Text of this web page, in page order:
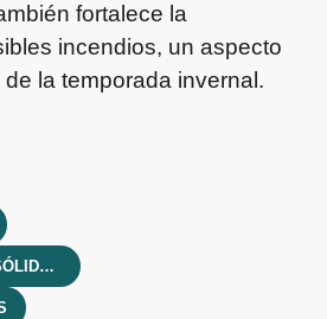
fortalece la
incendios, un aspecto
la temporada invernal.
PLANTA DE RESIDUOS SÓLIDOS URBANOS